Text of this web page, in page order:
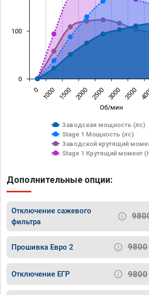
Об/мин
Заводская мощность (лс)
Stage 1 Мощность (лс)
Заводской крутящий
Stage 1 Крутящий момент
0 1000 1500 2000 2500 3000 3500
0
100
Дополнительные опции:
Отключение сажевого
фильтра
Прошивка Евро 2 9800
Отключение ЕГР 9800